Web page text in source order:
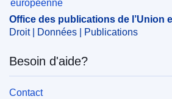
IMMC : C(2025)92/3749974
Office des publications de l’Union
Droit | Données | Publications
Besoin d'aide?
Contact